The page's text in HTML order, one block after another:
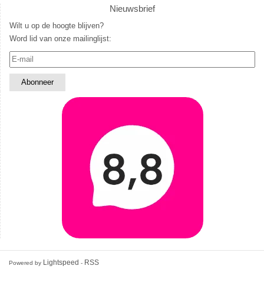
Nieuwsbrief
Wilt u op de hoogte blijven?
Word lid van onze mailinglijst:
Powered by Lightspeed - RSS